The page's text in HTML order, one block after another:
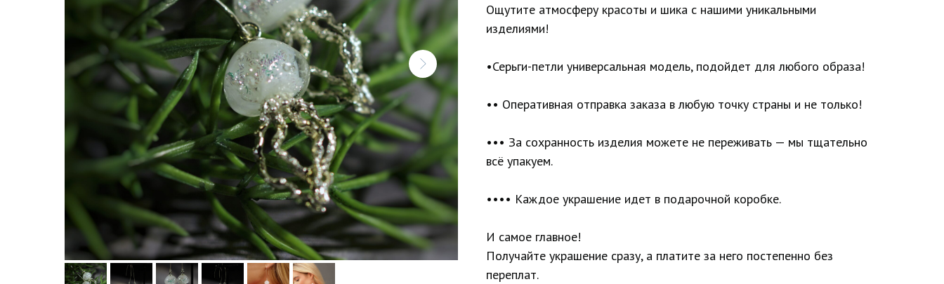
Ощутите атмосферу красоты и шика с нашими уникальными
изделиями!
•Серьги-петли универсальная модель, подойдет для любого образа!
•• Оперативная отправка заказа в любую точку страны и не только!
••• За сохранность изделия можете не переживать — мы тщательно
всё упакуем.
•••• Каждое украшение идет в подарочной коробке.
И самое главное!
Получайте украшение сразу, а платите за него постепенно без
переплат.